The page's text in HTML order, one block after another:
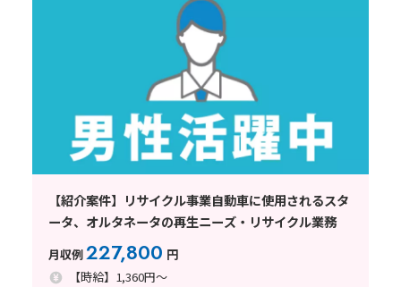
【紹介案件】リサイクル事業自動車に使用されるスタ
ータ、オルタネータの再生ニーズ・リサイクル業務
月収例227,800 円
【時給】1,360円～